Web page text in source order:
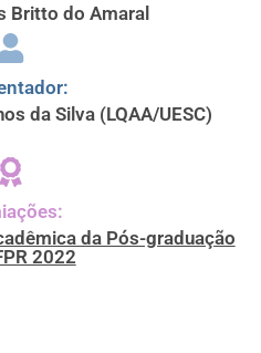
Britto do Amaral
da Silva (LQAA/UESC)
da Pós-graduação
2022